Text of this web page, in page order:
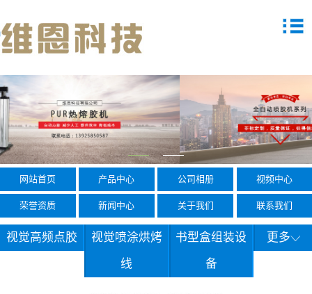
网站首页 产品中心 公司相册 视频中心
荣誉资质 新闻中心 关于我们 联系我们
视觉高频点胶
视觉喷涂烘烤
线
书型盒组装设
备
更多